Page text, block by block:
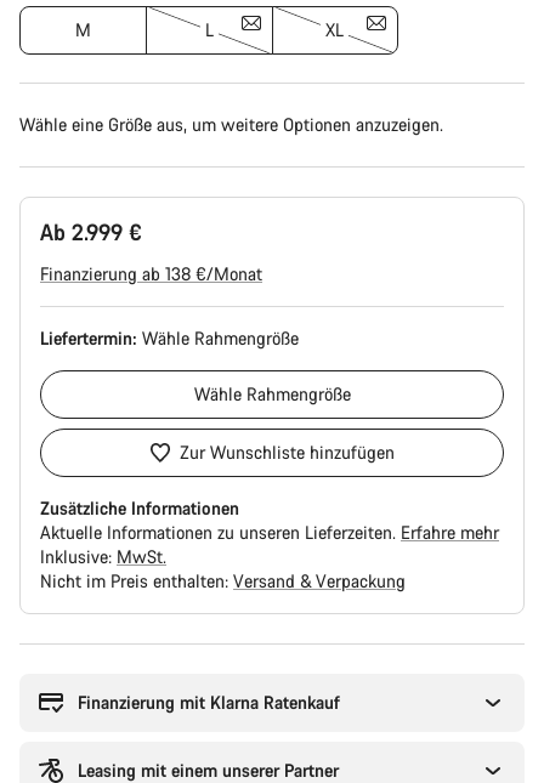
M L XL
Wähle eine Größe aus, um weitere Optionen anzuzeigen.
Ab 2.999 €
Finanzierung ab 138 €/Monat
Liefertermin: Wähle Rahmengröße
Wähle Rahmengröße
Zur Wunschliste hinzufügen
Zusätzliche Informationen
Aktuelle Informationen zu unseren Lieferzeiten. Erfahre mehr
Inklusive: MwSt.
Nicht im Preis enthalten: Versand & Verpackung
Finanzierung mit Klarna Ratenkauf
Leasing mit einem unserer Partner